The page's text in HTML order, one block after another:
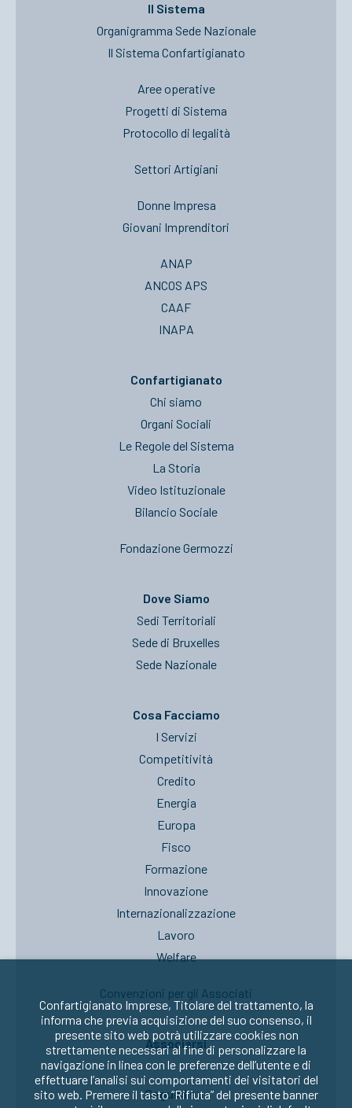
Il Sistema
Organigramma Sede Nazionale
Il Sistema Confartigianato
Aree operative
Progetti di Sistema
Protocollo di legalità
Settori Artigiani
Donne Impresa
Giovani Imprenditori
ANAP
ANCOS APS
CAAF
INAPA
Confartigianato
Chi siamo
Organi Sociali
Le Regole del Sistema
La Storia
Video Istituzionale
Bilancio Sociale
Fondazione Germozzi
Dove Siamo
Sedi Territoriali
Sede di Bruxelles
Sede Nazionale
Cosa Facciamo
I Servizi
Competitività
Credito
Energia
Europa
Fisco
Formazione
Innovazione
Internazionalizzazione
Lavoro
Welfare
Convenzioni per gli Associati
Associarsi
Seguici su:
Confartigianato Imprese, Titolare del trattamento, la
informa che previa acquisizione del suo consenso, il
presente sito web potrà utilizzare cookies non
strettamente necessari al fine di personalizzare la
navigazione in linea con le preferenze dell’utente e di
effettuare l’analisi sui comportamenti dei visitatori del
sito web. Premere il tasto “Rifiuta” del presente banner